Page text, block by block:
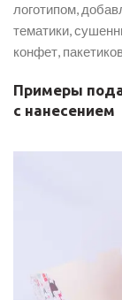
логотипом,
тематики,
конфет,
Примеры
с нанесением